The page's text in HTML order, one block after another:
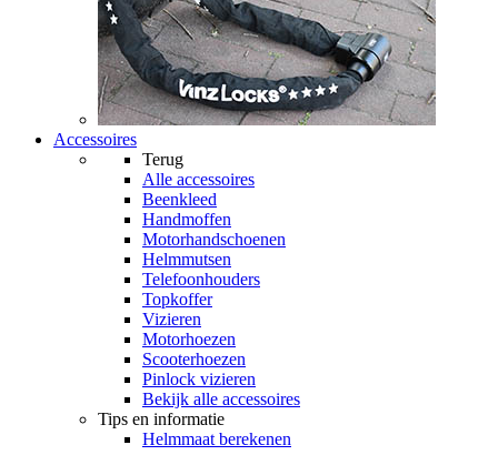
Accessoires
Terug
Alle accessoires
Beenkleed
Handmoffen
Motorhandschoenen
Helmmutsen
Telefoonhouders
Topkoffer
Vizieren
Motorhoezen
Scooterhoezen
Pinlock vizieren
Bekijk alle accessoires
Tips en informatie
Helmmaat berekenen